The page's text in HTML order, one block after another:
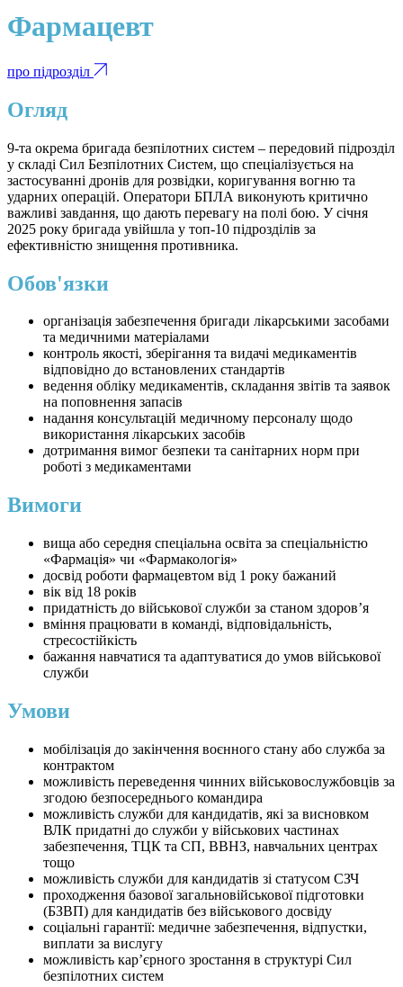
Фармацевт
про підрозділ
Огляд
9-та окрема бригада безпілотних систем – передовий підрозділ
у складі Сил Безпілотних Систем, що спеціалізується на
застосуванні дронів для розвідки, коригування вогню та
ударних операцій. Оператори БПЛА виконують критично
важливі завдання, що дають перевагу на полі бою. У січня
2025 року бригада увійшла у топ-10 підрозділів за
ефективністю знищення противника.
Обов'язки
організація забезпечення бригади лікарськими засобами
та медичними матеріалами
контроль якості, зберігання та видачі медикаментів
відповідно до встановлених стандартів
ведення обліку медикаментів, складання звітів та заявок
на поповнення запасів
надання консультацій медичному персоналу щодо
використання лікарських засобів
дотримання вимог безпеки та санітарних норм при
роботі з медикаментами
Вимоги
вища або середня спеціальна освіта за спеціальністю
«Фармація» чи «Фармакологія»
досвід роботи фармацевтом від 1 року бажаний
вік від 18 років
придатність до військової служби за станом здоров’я
вміння працювати в команді, відповідальність,
стресостійкість
бажання навчатися та адаптуватися до умов військової
служби
Умови
мобілізація до закінчення воєнного стану або служба за
контрактом
можливість переведення чинних військовослужбовців за
згодою безпосереднього командира
можливість служби для кандидатів, які за висновком
ВЛК придатні до служби у військових частинах
забезпечення, ТЦК та СП, ВВНЗ, навчальних центрах
тощо
можливість служби для кандидатів зі статусом СЗЧ
проходження базової загальновійськової підготовки
(БЗВП) для кандидатів без військового досвіду
соціальні гарантії: медичне забезпечення, відпустки,
виплати за вислугу
можливість кар’єрного зростання в структурі Сил
безпілотних систем